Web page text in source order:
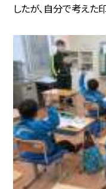
したが、自分で考えた